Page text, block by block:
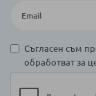
Съгласен съм
обработват за